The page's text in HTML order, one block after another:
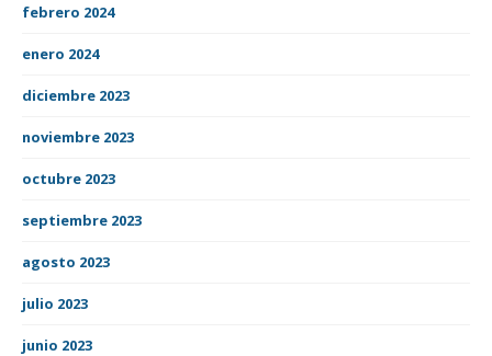
febrero 2024
enero 2024
diciembre 2023
noviembre 2023
octubre 2023
septiembre 2023
agosto 2023
julio 2023
junio 2023